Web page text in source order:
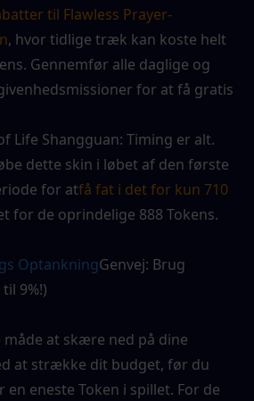
til Flawless Prayer-
, hvor tidlige træk kan koste helt
Gennemfør alle daglige og
for at få gratis
Life Shangguan: Timing er alt.
dette skin i løbet af den første
for atfå fat i det for kun 710
for de oprindelige 888 Tokens.
OptankningGenvej: Brug
9%!)
at skære ned på dine
at strække dit budget, før du
eneste Token i spillet. For de